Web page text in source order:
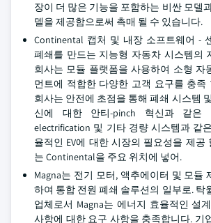
장이 더 많은 기능을 포함하는 비싼 모델
델을 제공함으로써 촉매 될 수 있습니다.
Continental 캡처 및 내장 소프트웨어 -
폐쇄를 만드는 지능형 자동차 시스템의
회사는 모듈 플랫폼을 사용하여 소형 자
먼트에 적합한 다양한 고객 요구를 충족
회사는 안전에 초점을 통해 폐쇄 시스템
신에 대한 안티-pinch 혁신과 같은
electrification 및 기타 경량 시스템과 같
율적인 EV에 대한 시장의 필요성을 제공
는 Continental을 주요 위치에 넣어.
Magna는 전기 모터, 액추에이터 및 모듈
하여 통합 전원 폐쇄 솔루션의 일부로. 탁
업체로서 Magna는 에너지 효율적인 설
사항에 대한 요구 사항을 충족합니다. 기